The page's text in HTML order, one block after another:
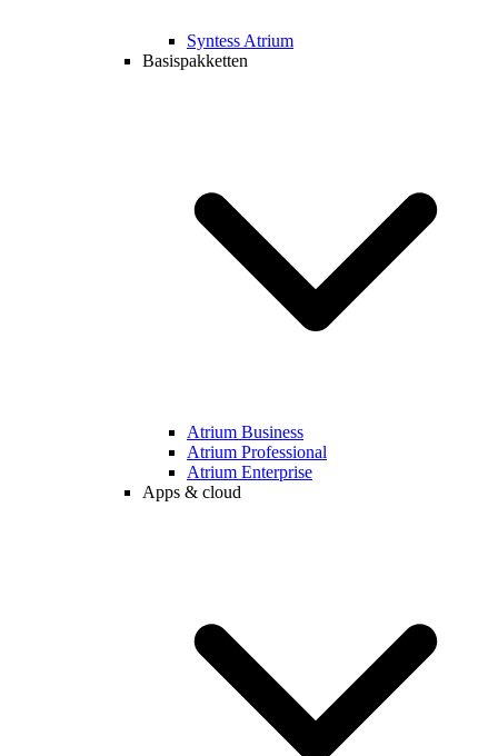
Syntess Atrium
Basispakketten
Atrium Business
Atrium Professional
Atrium Enterprise
Apps & cloud